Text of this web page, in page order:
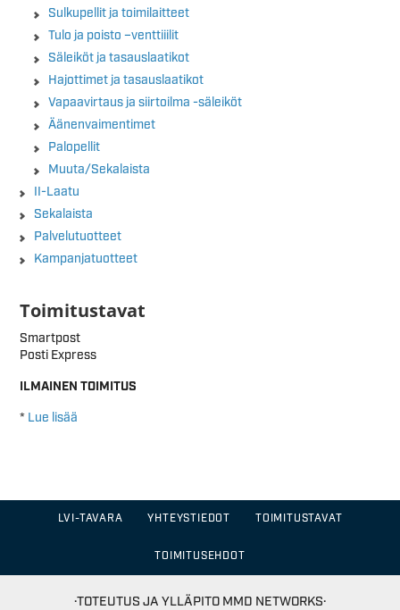
Sulkupellit ja toimilaitteet
Tulo ja poisto –venttiiilit
Säleiköt ja tasauslaatikot
Hajottimet ja tasauslaatikot
Vapaavirtaus ja siirtoilma -säleiköt
Äänenvaimentimet
Palopellit
Muuta/Sekalaista
II-Laatu
Sekalaista
Palvelutuotteet
Kampanjatuotteet
Toimitustavat
Smartpost
Posti Express
ILMAINEN TOIMITUS
* Lue lisää
LVI-TAVARA YHTEYSTIEDOT TOIMITUSTAVAT
TOIMITUSEHDOT
·TOTEUTUS JA YLLÄPITO MMD NETWORKS·